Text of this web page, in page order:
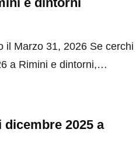
il Marzo 31, 2026 Se cerchi
a Rimini e dintorni,…
2025 a